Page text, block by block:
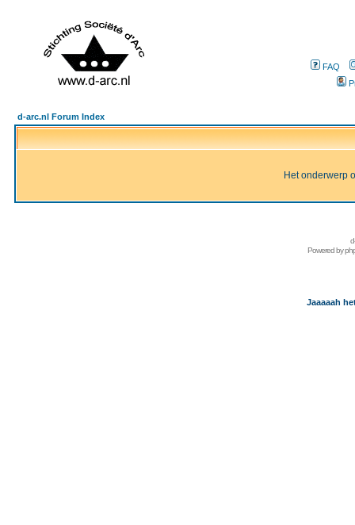
FAQ
d-arc.nl Forum Index
Het onderwerp
Powered by
Jaaaaah